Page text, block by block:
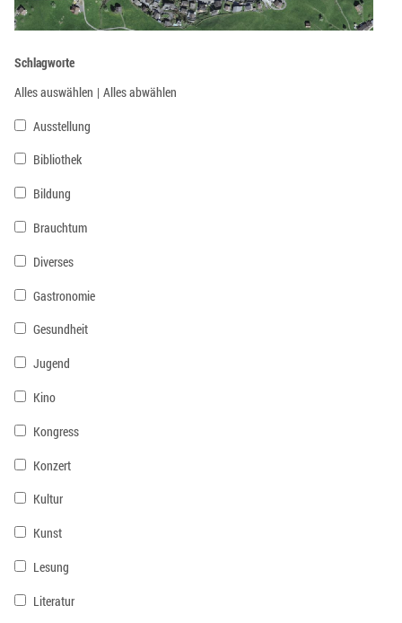
Schlagworte
Alles auswählen | Alles abwählen
Ausstellung
Bibliothek
Bildung
Brauchtum
Diverses
Gastronomie
Gesundheit
Jugend
Kino
Kongress
Konzert
Kultur
Kunst
Lesung
Literatur